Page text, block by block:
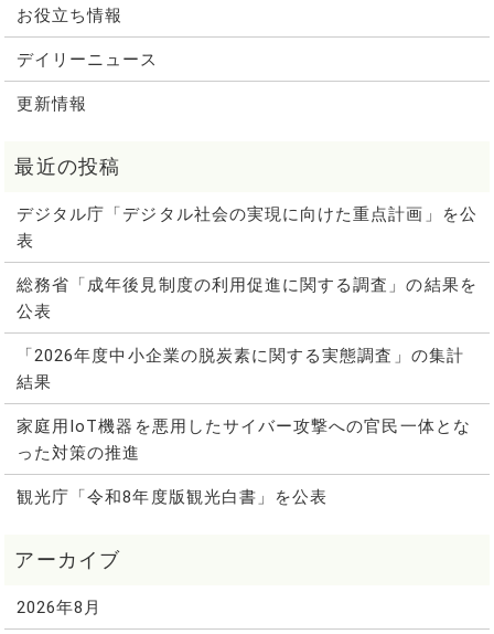
お役立ち情報
デイリーニュース
更新情報
デジタル庁「デジタル社会の実現に向けた重点計画」を公
表
総務省「成年後見制度の利用促進に関する調査」の結果を
公表
「2026年度中小企業の脱炭素に関する実態調査」の集計
結果
家庭用IoT機器を悪用したサイバー攻撃への官民一体とな
った対策の推進
観光庁「令和8年度版観光白書」を公表
2026年8月